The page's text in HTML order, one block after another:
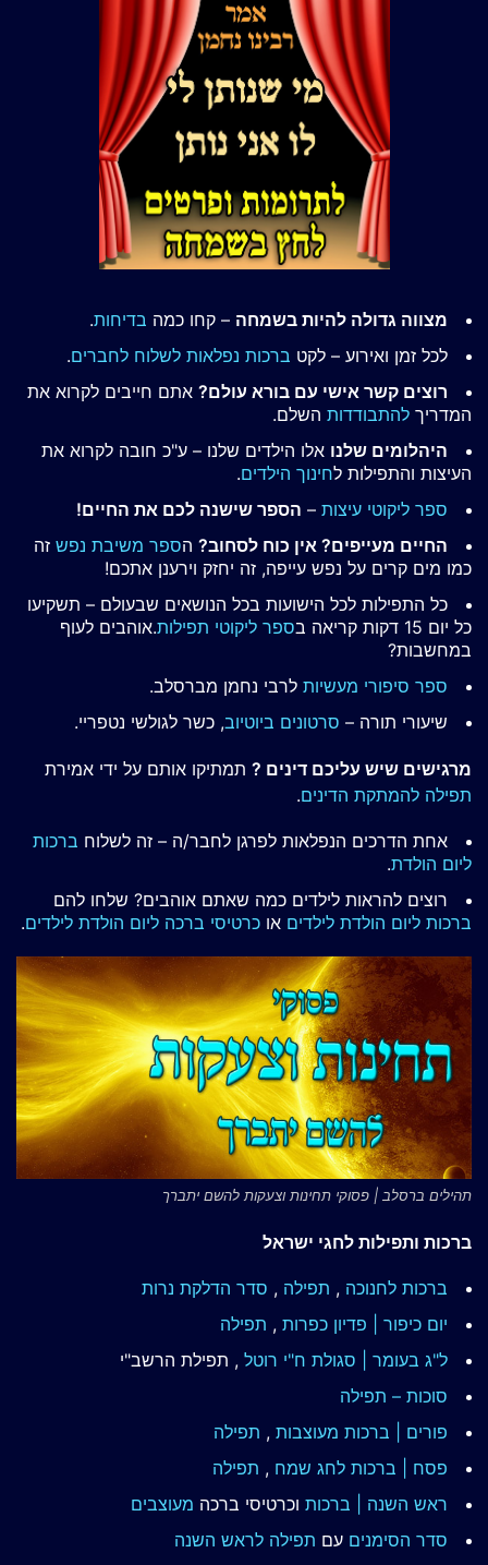
מצווה גדולה להיות בשמחה – קחו כמה בדיחות.
לכל זמן ואירוע – לקט ברכות נפלאות לשלוח לחברים.
רוצים קשר אישי עם בורא עולם? אתם חייבים לקרוא את
המדריך להתבודדות השלם.
היהלומים שלנו אלו הילדים שלנו – ע"כ חובה לקרוא את
העיצות והתפילות לחינוך הילדים.
ספר ליקוטי עיצות – הספר שישנה לכם את החיים!
החיים מעייפים? אין כוח לסחוב? הספר משיבת נפש זה
כמו מים קרים על נפש עייפה, זה יחזק וירענן אתכם!
כל התפילות לכל הישועות בכל הנושאים שבעולם – תשקיעו
כל יום 15 דקות קריאה ב
ספר ליקוטי תפילות.אוהבים לעוף
במחשבות?
ספר סיפורי מעשיות לרבי נחמן מברסלב.
שיעורי תורה – סרטונים ביוטיוב, כשר לגולשי נטפריי.
מרגישים שיש עליכם דינים ? תמתיקו אותם על ידי אמירת
תפילה להמתקת הדינים.
אחת הדרכים הנפלאות לפרגן לחבר/ה – זה לשלוח ברכות
ליום הולדת.
רוצים להראות לילדים כמה שאתם אוהבים? שלחו להם
ברכות ליום הולדת לילדים או כרטיסי ברכה ליום הולדת לילדים.
תהילים ברסלב | פסוקי תחינות וצעקות להשם יתברך
ברכות ותפילות לחגי ישראל
ברכות לחנוכה , תפילה , סדר הדלקת נרות
יום כיפור | פדיון כפרות , תפילה
ל"ג בעומר | סגולת ח"י רוטל , תפילת הרשב"י
סוכות – תפילה
פורים | ברכות מעוצבות , תפילה
פסח | ברכות לחג שמח , תפילה
ראש השנה | ברכות וכרטיסי ברכה מעוצבים
סדר הסימנים עם תפילה לראש השנה